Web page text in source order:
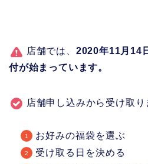
店舗では、 2020年11月14
付が始まっています。
店舗申し込みから受け取
お好みの福袋を選ぶ
受け取る日を決める